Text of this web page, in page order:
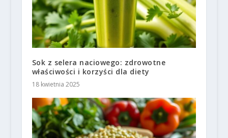
Sok z selera naciowego: zdrowotne
właściwości i korzyści dla diety
18 kwietnia 2025